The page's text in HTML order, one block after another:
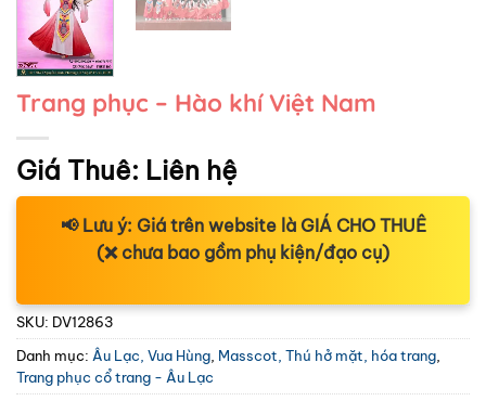
Trang phục – Hào khí Việt Nam
Giá Thuê: Liên hệ
📢 Lưu ý: Giá trên website là GIÁ CHO THUÊ
(❌ chưa bao gồm phụ kiện/đạo cụ)
SKU: DV12863
Danh mục: Âu Lạc, Vua Hùng, Masscot, Thú hở mặt, hóa trang,
Trang phục cổ trang - Âu Lạc